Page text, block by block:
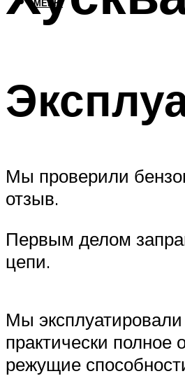
МЕНЮ
Мы проверили
отзыв.
Первым делом
цепи.
Мы
практически
режущие